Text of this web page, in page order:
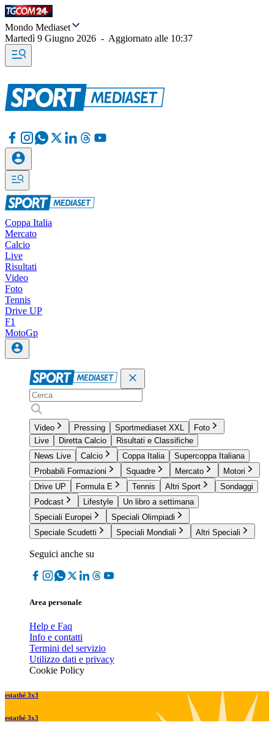
Mondo Mediaset
Martedì 9 Giugno 2026 - Aggiornato alle 10:37
Coppa Italia
Mercato
Calcio
Live
Risultati
Video
Foto
Tennis
Drive UP
F1
MotoGp
Video Pressing Sportmediaset XXL
Foto
Live
Diretta Calcio
Risultati e Classifiche
News Live
Calcio Coppa Italia
Supercoppa Italiana
Probabili Formazioni
Squadre Mercato
Motori
Drive UP
Formula E Tennis Altri Sport
Sondaggi
Podcast
Lifestyle
Un libro a settimana
Speciali Europei
Speciali Olimpiadi
Speciale Scudetti
Speciali Mondiali Altri Speciali
Seguici anche su
Area personale
Help e Faq
Info e contatti
Termini del servizio
Utilizzo dati e privacy
Cookie Policy
estathé 3x3
estathé 3x3